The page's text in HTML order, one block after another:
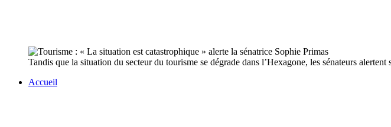
Tandis que la situation du secteur du tourisme se dégrade dans l’Hexagone, les sénateurs
Accueil